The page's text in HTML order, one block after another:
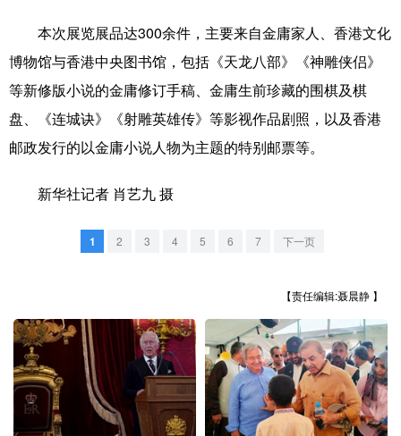
辽宁 吉林 上海 江苏
浙江 安徽 福建 江西
山东 河南 湖北
广东 广西
贵州 云南
多语种频道
English Español Français عربى
本次展览展品达300余件，主要来自金庸家人、香港文化
博物馆与香港中央图书馆，包括《天龙八部》《神雕侠侣》
等新修版小说的金庸修订手稿、金庸生前珍藏的围棋及棋
盘、《连城诀》《射雕英雄传》等影视作品剧照，以及香港
邮政发行的以金庸小说人物为主题的特别邮票等。
新华社记者 肖艺九 摄
1 2 3 4 5 6 7 下一页
【责任编辑:聂晨静 】